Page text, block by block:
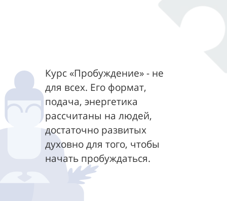
Курс «Пробуждение» - не
для всех. Его формат,
подача, энергетика
рассчитаны на людей,
достаточно развитых
духовно для того, чтобы
начать пробуждаться.